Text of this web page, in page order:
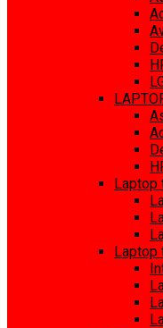
Laptop
Laptop